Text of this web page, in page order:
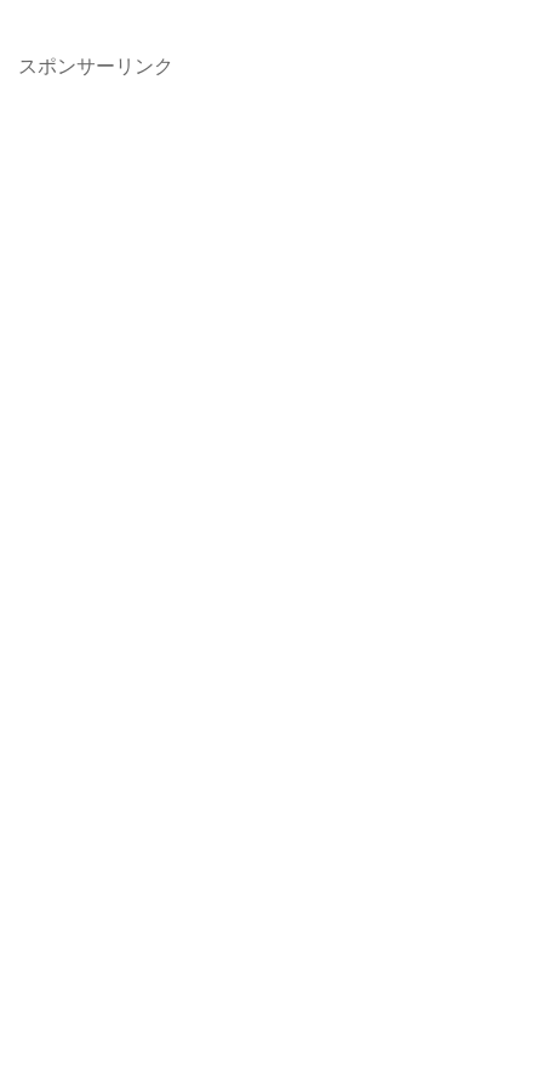
スポンサーリンク